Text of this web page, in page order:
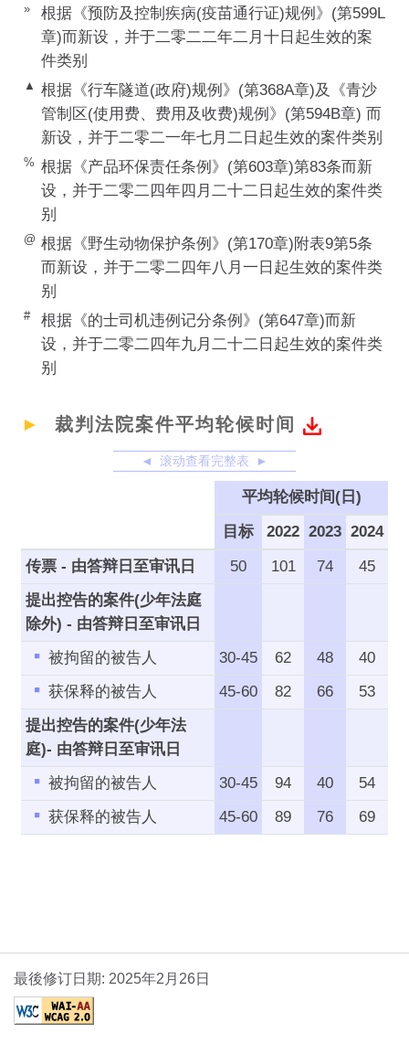
»
根据《预防及控制疾病(疫苗通行证)规例》(第599L
章)而新设，并于二零二二年二月十日起生效的案
件类别
▲ 根据《行车隧道(政府)规例》(第368A章)及《青沙
管制区(使用费、费用及收费)规例》(第594B章) 而
新设，并于二零二一年七月二日起生效的案件类别
% 根据《产品环保责任条例》(第603章)第83条而新
设，并于二零二四年四月二十二日起生效的案件类
别
@ 根据《野生动物保护条例》(第170章)附表9第5条
而新设，并于二零二四年八月一日起生效的案件类
别
#
根据《的士司机违例记分条例》(第647章)而新
设，并于二零二四年九月二十二日起生效的案件类
别
► 裁判法院案件平均轮候时间
滚动查看完整表
平均轮候时间(日)
目标
2022 2023 2024
传票 - 由答辩日至审讯日
50 101 74
45
提出控告的案件(少年法庭
除外) - 由答辩日至审讯日
被拘留的被告人
30-45 62 48
40
获保释的被告人
45-60 82 66
53
提出控告的案件(少年法
庭)- 由答辩日至审讯日
被拘留的被告人
30-45 94 40
54
获保释的被告人
45-60 89 76 69
最後修订日期: 2025年2月26日